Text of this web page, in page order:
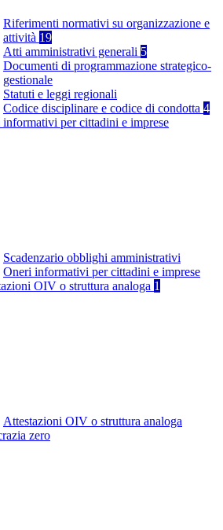
Riferimenti normativi su organizzazione e
attività 19
Atti amministrativi generali 5
Documenti di programmazione strategico-
gestionale
Statuti e leggi regionali
Codice disciplinare e codice di condotta 4
informativi per cittadini e imprese
Scadenzario obblighi amministrativi
Oneri informativi per cittadini e imprese
OIV o struttura analoga 1
Attestazioni OIV o struttura analoga
zero